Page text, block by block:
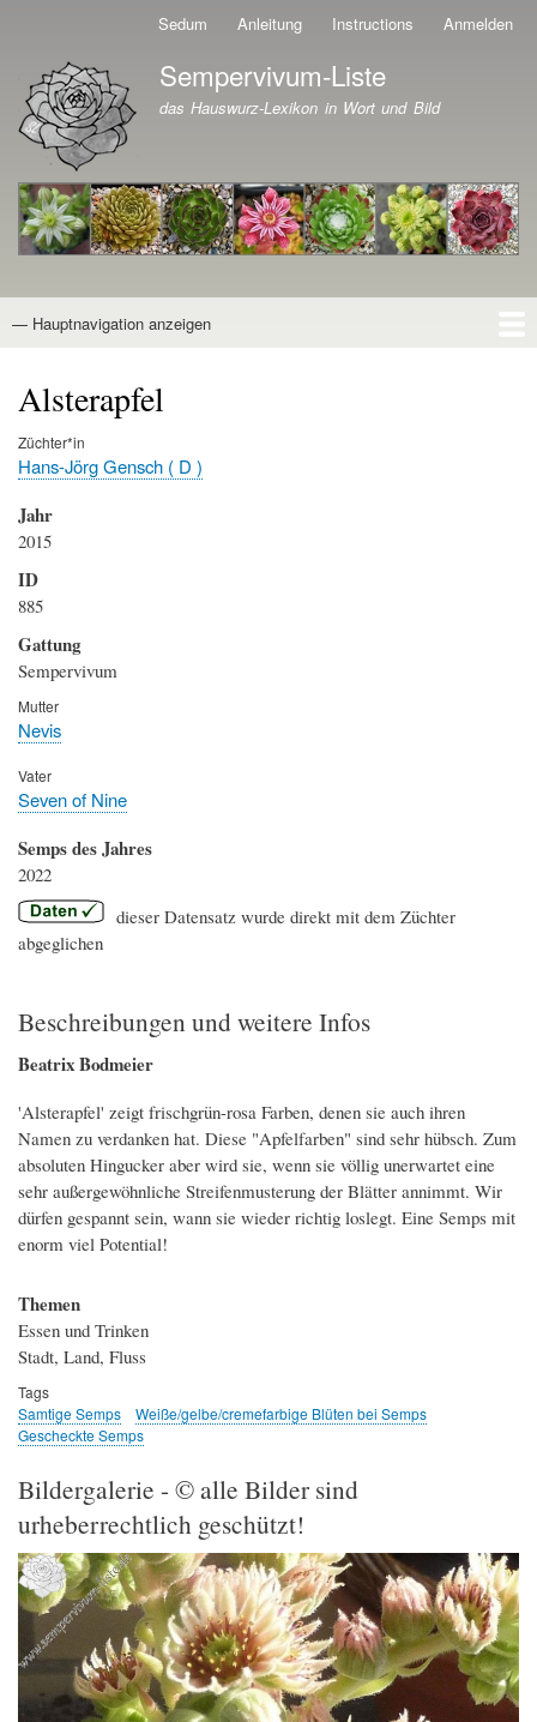
Direkt
zum
Inhalt
Sedum Anleitung Instructions Anmelden
Branding der Website
Sempervivum-Liste
das Hauswurz-Lexikon in Wort und Bild
Hauptnavigation
— Hauptnavigation anzeigen
Alsterapfel
Züchter*in
Hans-Jörg Gensch ( D )
Jahr
2015
ID
885
Gattung
Sempervivum
Mutter
Nevis
Vater
Seven of Nine
Semps des Jahres
2022
dieser Datensatz wurde direkt mit dem Züchter
abgeglichen
Beschreibungen und weitere Infos
Beatrix Bodmeier
'Alsterapfel' zeigt frischgrün-rosa Farben, denen sie auch ihren
Namen zu verdanken hat. Diese "Apfelfarben" sind sehr hübsch. Zum
absoluten Hingucker aber wird sie, wenn sie völlig unerwartet eine
sehr außergewöhnliche Streifenmusterung der Blätter annimmt. Wir
dürfen gespannt sein, wann sie wieder richtig loslegt. Eine Semps mit
enorm viel Potential!
Themen
Essen und Trinken
Stadt, Land, Fluss
Tags
Samtige Semps
Weiße/gelbe/cremefarbige Blüten bei Semps
Gescheckte Semps
Bildergalerie - © alle Bilder sind
urheberrechtlich geschützt!